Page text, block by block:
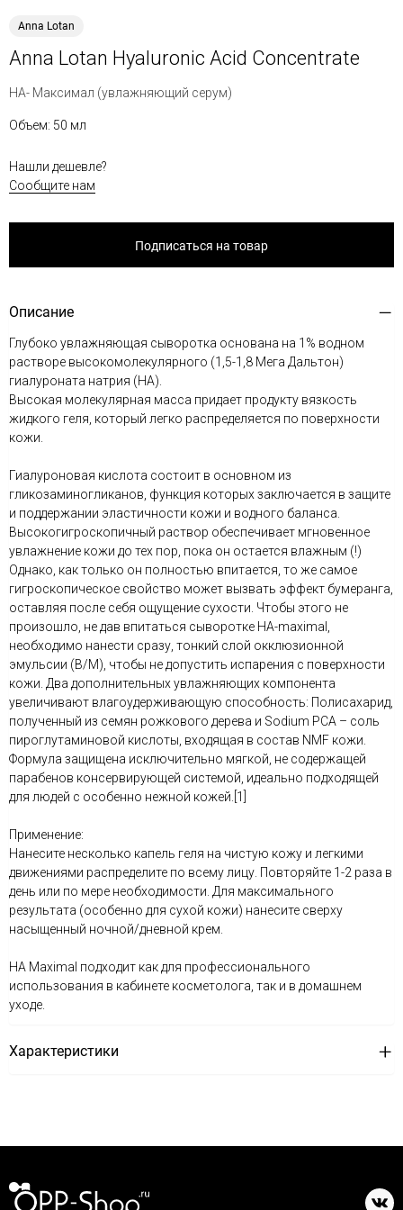
Anna Lotan
Anna Lotan Hyaluronic Acid Concentrate
НА- Максимал (увлажняющий серум)
Объем: 50 мл
Нашли дешевле?
Сообщите нам
Подписаться на товар
Описание
Глубоко увлажняющая сыворотка основана на 1% водном
растворе высокомолекулярного (1,5-1,8 Мега Дальтон)
гиалуроната натрия (HA).
Высокая молекулярная масса придает продукту вязкость
жидкого геля, который легко распределяется по поверхности
кожи.
Гиалуроновая кислота состоит в основном из
гликозаминогликанов, функция которых заключается в защите
и поддержании эластичности кожи и водного баланса.
Высокогигроскопичный раствор обеспечивает мгновенное
увлажнение кожи до тех пор, пока он остается влажным (!)
Однако, как только он полностью впитается, то же самое
гигроскопическое свойство может вызвать эффект бумеранга,
оставляя после себя ощущение сухости. Чтобы этого не
произошло, не дав впитаться сыворотке HA-maximal,
необходимо нанести сразу, тонкий слой окклюзионной
эмульсии (В/М), чтобы не допустить испарения с поверхности
кожи. Два дополнительных увлажняющих компонента
увеличивают влагоудерживающую способность: Полисахарид,
полученный из семян рожкового дерева и Sodium PCA – соль
пироглутаминовой кислоты, входящая в состав NMF кожи.
Формула защищена исключительно мягкой, не содержащей
парабенов консервирующей системой, идеально подходящей
для людей с особенно нежной кожей.[1]
Применение:
Нанесите несколько капель геля на чистую кожу и легкими
движениями распределите по всему лицу. Повторяйте 1-2 раза в
день или по мере необходимости. Для максимального
результата (особенно для сухой кожи) нанесите сверху
насыщенный ночной/дневной крем.
HA Maximal подходит как для профессионального
использования в кабинете косметолога, так и в домашнем
уходе.
Характеристики